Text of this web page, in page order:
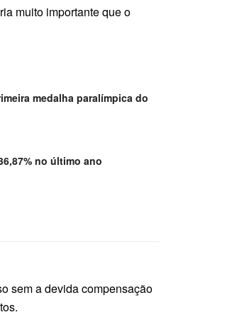
muito importante que o
medalha paralímpica do
no último ano
sem a devida compensação